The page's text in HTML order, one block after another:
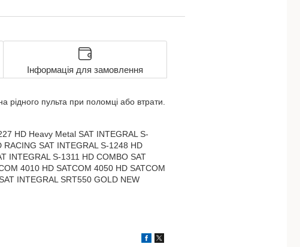
Інформація для замовлення
рідного пульта при поломці або втрати.
HD Heavy Metal SAT INTEGRAL S-
SAT INTEGRAL S-1248 HD
INTEGRAL S-1311 HD COMBO SAT
4010 HD SATCOM 4050 HD SATCOM
INTEGRAL SRT550 GOLD NEW